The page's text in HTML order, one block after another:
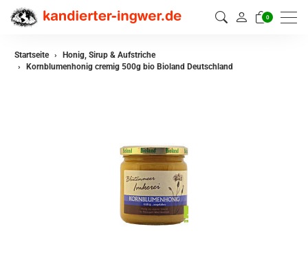
0
Startseite
Honig, Sirup & Aufstriche
Kornblumenhonig cremig 500g bio Bioland Deutschland